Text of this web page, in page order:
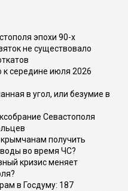
эпохи 90-х
не существовало
середине июля 2026
в угол, или безумие в
Севастополя
крымчанам получить
воды во время ЧС?
кризис меняет
в Госдуму: 187